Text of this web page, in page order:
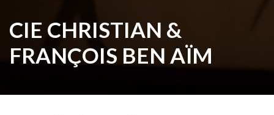
CIE CHRISTIAN &
FRANÇOIS BEN AÏM